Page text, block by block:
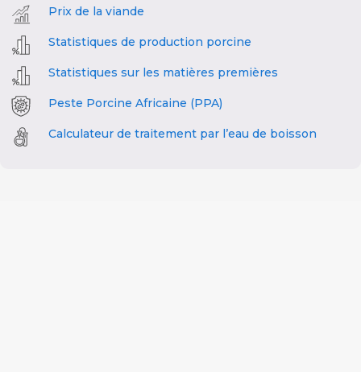
Prix de la viande
Statistiques de production porcine
Statistiques sur les matières premières
Peste Porcine Africaine (PPA)
Calculateur de traitement par l’eau de boisson